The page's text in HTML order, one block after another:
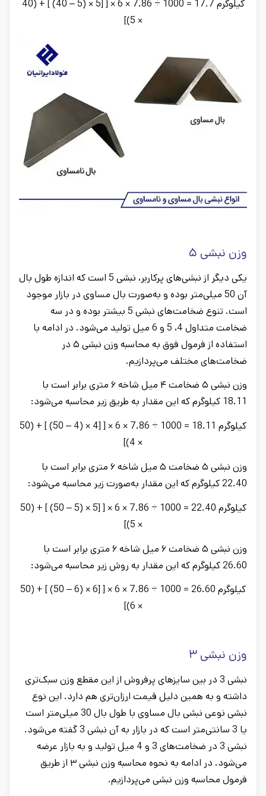
کیلوگرم 17.7 = 1000 ÷ 7.86 × 6 × [ [5 × (5 – 40) ] + (40
× 5)]
وزن نبشی ۵
یکی دیگر از نبشی‌های پرکاربر، نبشی 5 است که اندازه طول بال
آن 50 میلی‌متر بوده و به‌صورت بال مساوی در بازار موجود
است. تنوع ضخامت‌های نبشی 5 بیشتر بوده و در سه
ضخامت متداول 4، 5 و 6 میل تولید می‌شود. در ادامه با
استفاده از فرمول فوق به محاسبه وزن نبشی ۵ در
ضخامت‌های مختلف می‌پردازیم.
وزن نبشی ۵ ضخامت ۴ میل شاخه ۶ متری برابر است با
18.11 کیلوگرم که این مقدار به طریق زیر محاسبه می‌شود:
کیلوگرم 18.11 = 1000 ÷ 7.86 × 6 × [ [4 × (4 – 50) ] + (50
× 4)]
وزن نبشی ۵ ضخامت ۵ میل شاخه ۶ متری برابر است با
22.40 کیلوگرم که این مقدار به‌صورت زیر محاسبه می‌شود:
کیلوگرم 22.40 = 1000 ÷ 7.86 × 6 × [ [5 × (5 – 50) ] + (50
× 5)]
وزن نبشی ۵ ضخامت ۶ میل شاخه ۶ متری برابر است با
26.60 کیلوگرم که این مقدار به روش زیر محاسبه می‌شود:
کیلوگرم 26.60 = 1000 ÷ 7.86 × 6 × [ [6 × (6 – 50) ] + (50
× 6)]
وزن نبشی ۳
نبشی 3 در بین سایزهای پرفروش از این مقطع وزن سبک‌تری
داشته و به همین دلیل قیمت ارزان‌تری هم دارد. این نوع
نبشی نوعی نبشی بال مساوی با طول بال 30 میلی‌متر است
یا 3 سانتی‌متر است که در بازار به آن نبشی 3 گفته می‌شود.
نبشی 3 در ضخامت‌های 3 و 4 میل تولید و به بازار عرضه
می‌شود. در ادامه به نحوه محاسبه وزن نبشی ۳ از طریق
فرمول محاسبه وزن نبشی می‌پردازیم.